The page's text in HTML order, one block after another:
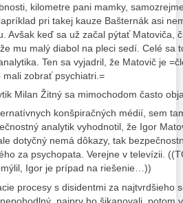
kilometre pani mamky,
pri takej kauze Bašternák asi
Avšak keď sa už začal pýtať Matoviča,
mu malý diabol na pleci sedí. Celé sa
Ten sa vyjadril, že Matovič je
zobrať psychiatri.=
Milan Žitný sa mimochodom často
konšpiračných médií, sem
analytik vyhodnotil, že Igor
dotyčný nemá dôkazy, tak
za psychopata. Verejne v televízii.
Igor je prípad na riešenie…))
procesy s disidentmi za najtvrdšieho
najprv ho šikanovali, potom